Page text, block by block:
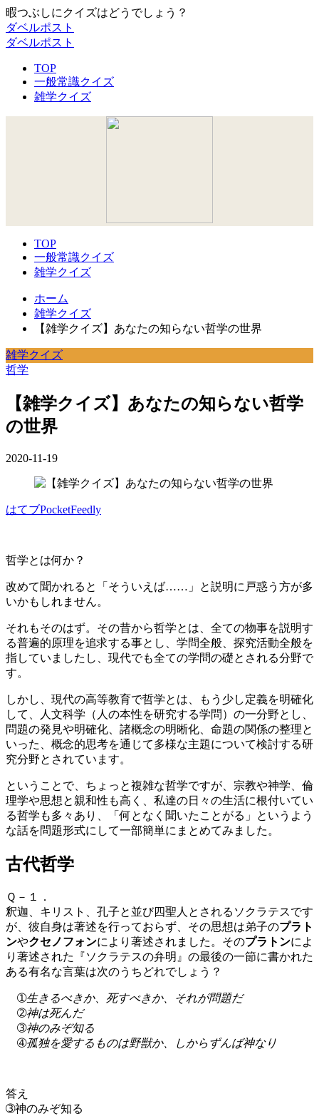
暇つぶしにクイズはどうでしょう？
ダベルポスト
ダベルポスト
TOP
一般常識クイズ
雑学クイズ
TOP
一般常識クイズ
雑学クイズ
ホーム
雑学クイズ
【雑学クイズ】あなたの知らない哲学の世界
雑学クイズ
哲学
【雑学クイズ】あなたの知らない哲学
の世界
2020-11-19
はてブPocketFeedly
哲学とは何か？
改めて聞かれると「そういえば……」と説明に戸惑う方が多
いかもしれません。
それもそのはず。その昔から哲学とは、全ての物事を説明す
る普遍的原理を追求する事とし、 学問全般、探究活動全般を
指していましたし、現代でも全ての学問の礎とされる分野で
す。
しかし、現代の高等教育で哲学とは、もう少し定義を明確化
して、人文科学（人の本性を研究する学問）の一分野とし、
問題の発見や明確化、諸概念の明晰化、 命題の関係の整理と
いった、概念的思考を通じて多様な主題について検討する研
究分野とされています。
ということで、ちょっと複雑な哲学ですが、宗教や神学、倫
理学や思想と親和性も高く、私達の日々の生活に根付いてい
る哲学も多々あり、「何となく聞いたことがる」というよう
な話を問題形式にして一部簡単にまとめてみました。
古代哲学
Ｑ－１．
釈迦、キリスト、孔子と並び四聖人とされるソクラテスです
が、彼自身は著述を行っておらず、その思想は弟子のプラト
ンやクセノフォンにより著述されました。そのプラトンによ
り著述された『ソクラテスの弁明』の最後の一節に書かれた
ある有名な言葉は次のうちどれでしょう？
➀生きるべきか、死すべきか、それが問題だ
➁神は死んだ
➂神のみぞ知る
➃孤独を愛するものは野獣か、しからずんば神なり
答え
➂神のみぞ知る